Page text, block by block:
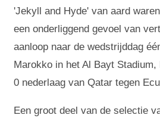
'Jekyll and Hyde' van aard
een onderliggend gevoel van
aanloop naar de wedstrijddag
Marokko in het Al Bayt Stadium,
0 nederlaag van Qatar tegen
Een groot deel van de selectie